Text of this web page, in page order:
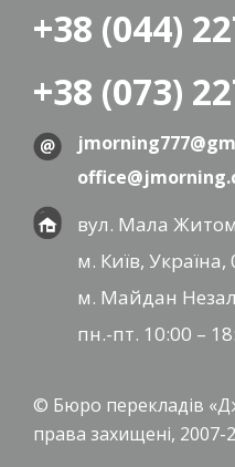
© Бюро перекладів
права захищені, 2007-
+38 (044)
+38 (073)
вул. Мала
м. Київ, Україна,
м. Майдан
пн.-пт. 10:00 –